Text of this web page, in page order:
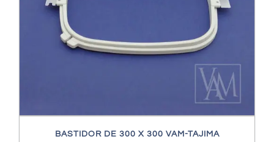
BASTIDOR DE 300 X 300 VAM-TAJIMA